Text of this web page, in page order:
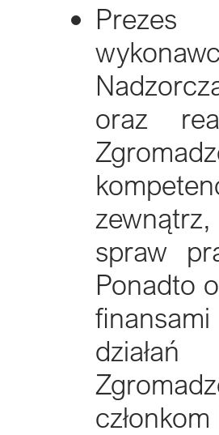
Prezes
oraz
spraw
Ponadto
działań